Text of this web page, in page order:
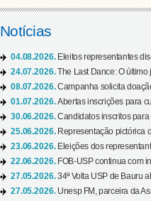
Notícias
04.08.2026. Eleitos representantes
24.07.2026.The Last Dance: O
08.07.2026.Campanha solicita
01.07.2026.Abertas inscrições para
30.06.2026.Candidatos inscritos
25.06.2026. Representação pictórica
23.06.2026. Eleições dos
22.06.2026. FOB-USP continua com
27.05.2026.34ª Volta USP de Bauru
27.05.2026. Unesp FM, parceira da